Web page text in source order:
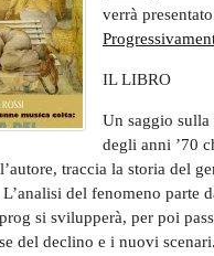
verrà
IL LIBRO
Un saggio sulla
degli anni ’70
traccia la storia del
del fenomeno parte
si svilupperà, per poi
del declino e i nuovi scenari.